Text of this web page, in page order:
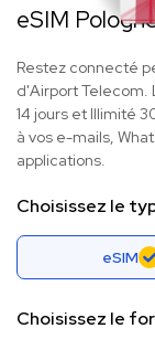
eSIM
Restez connecté
d'Airport Telecom.
14 jours et Illimité
à vos e-mails,
applications.
Choisissez le
eSIM
Choisissez le